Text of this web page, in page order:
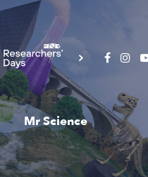
Mr Science